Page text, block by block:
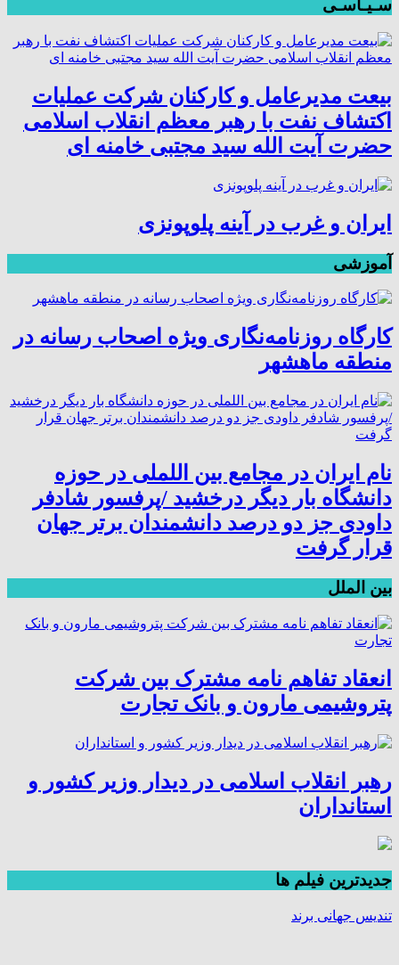
سـیـاسـی
بیعت مدیرعامل و کارکنان شرکت عملیات
اکتشاف نفت با رهبر معظم انقلاب اسلامی
حضرت آیت الله سید مجتبی خامنه ای
ایران و غرب در آینه پلوپونزی
آموزشی
کارگاه روزنامه‌نگاری ویژه اصحاب رسانه در
منطقه ماهشهر
نام ایران در مجامع بین اللملی در حوزه
دانشگاه بار دیگر درخشید /پرفسور شادفر
داودی جز دو درصد دانشمندان برتر جهان
قرار گرفت
بین الملل
انعقاد تفاهم نامه مشترک بین شرکت
پتروشیمی مارون و بانک تجارت
رهبر انقلاب اسلامی در دیدار وزیر کشور و
استانداران
جديدترين فیلم ها
تندیس جهانی برند